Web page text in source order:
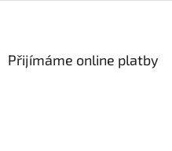
Přijímáme online platby